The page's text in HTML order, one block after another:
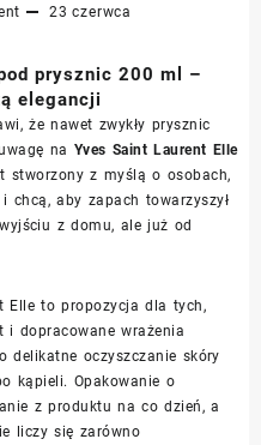
23 czerwca
prysznic 200 ml –
elegancji
że nawet zwykły prysznic
na Yves Saint Laurent Elle
stworzony z myślą o osobach,
chcą, aby zapach towarzyszył
z domu, ale już od
Elle to propozycja dla tych,
i dopracowane wrażenia
delikatne oczyszczanie skóry
kąpieli. Opakowanie o
z produktu na co dzień, a
liczy się zarówno